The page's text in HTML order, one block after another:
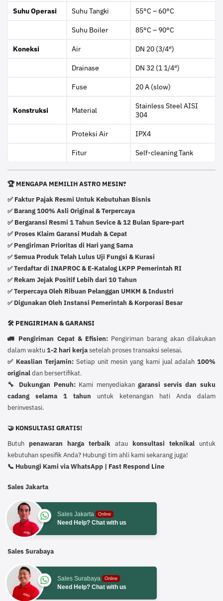
Suhu Operasi Suhu Tangki 55°C – 60°C
Suhu Boiler 85°C – 90°C
Koneksi Air DN 20 (3/4″)
Drainase DN 32 (1 1/4″)
Fuse 20 A (slow)
Konstruksi Material
Stainless Steel AISI
304
Proteksi Air IPX4
Fitur Self-cleaning Tank
🏆 MENGAPA MEMILIH ASTRO MESIN?
✅ Faktur Pajak Resmi Untuk Kebutuhan Bisnis
✅ Barang 100% Asli Original & Terpercaya
✅ Bergaransi Resmi 1 Tahun Sevice & 12 Bulan Spare-part
✅ Proses Klaim Garansi Mudah & Cepat
✅ Pengiriman Prioritas di Hari yang Sama
✅Semua Produk Telah Lulus Uji Fungsi & Kurasi
✅Terdaftar di INAPROC & E-Katalog LKPP Pemerintah RI
✅ Rekam Jejak Positif Lebih dari 10 Tahun
✅Terpercaya Oleh Ribuan Pelanggan UMKM & Industri
✅ Digunakan Oleh Instansi Pemerintah & Korporasi Besar
🛠️ PENGIRIMAN & GARANSI
🚛 Pengiriman Cepat & Efisien: Pengiriman barang akan dilakukan
dalam waktu1-2 hari kerjasetelah proses transaksi selesai.
✅ Keaslian Terjamin: Setiap unit mesin yang kami jual adalah100%
originaldan bersertifikat.
🔧 Dukungan Penuh:Kami menyediakangaransi servis dan suku
cadang selama 1 tahun untuk ketenangan hati Anda dalam
berinvestasi.
🤝 KONSULTASI GRATIS!
Butuh penawaran harga terbaik atau konsultasi teknikal untuk
kebutuhan spesifik Anda? Hubungi tim ahli kami sekarang juga!
📞 Hubungi Kami via WhatsApp | Fast Respond Line
Sales Jakarta
Sales Jakarta Online
Need Help? Chat with us
Sales Surabaya
Sales Surabaya Online
Need Help? Chat with us